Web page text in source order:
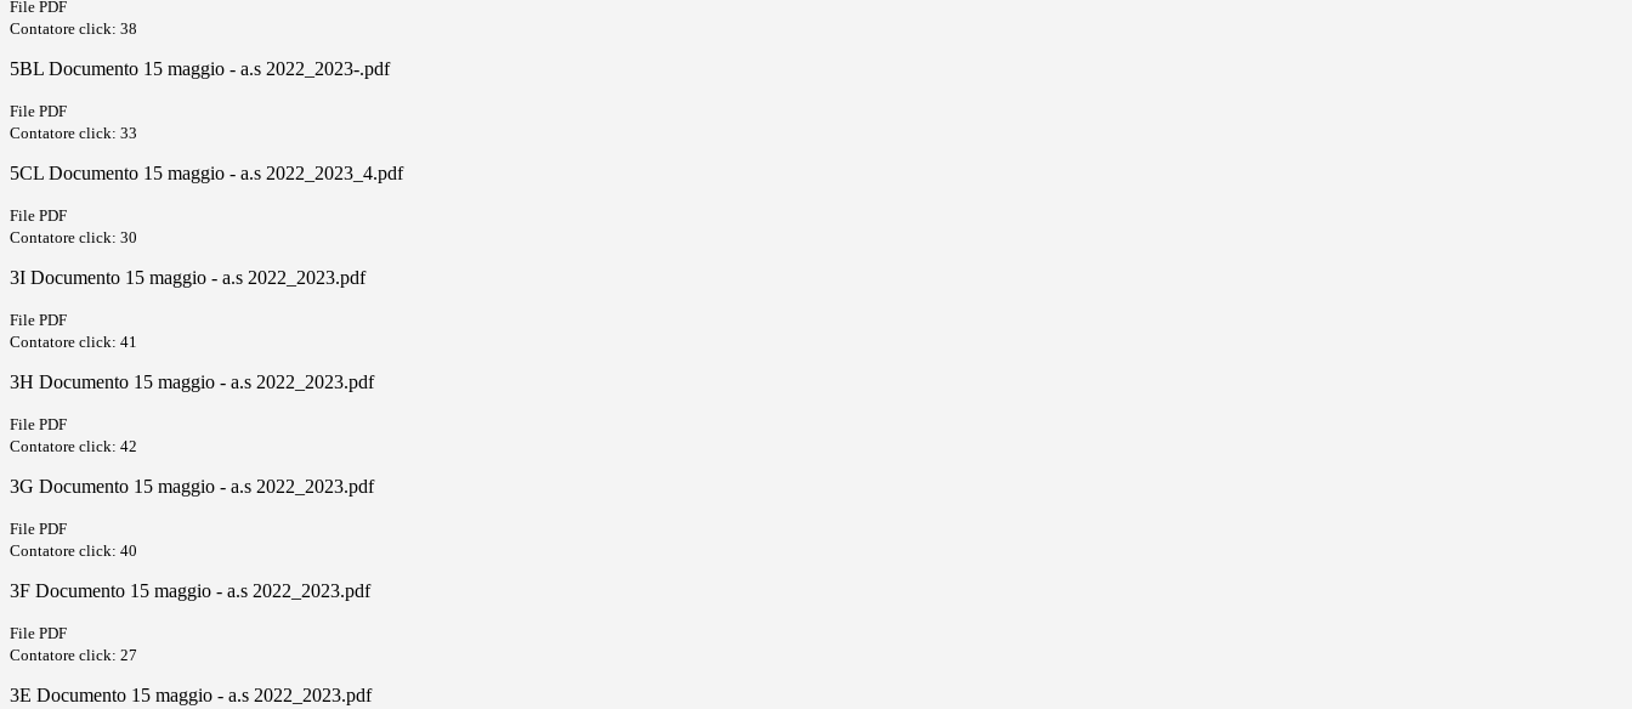
File PDF
Contatore click: 38
5BL Documento 15 maggio - a.s 2022_2023-.pdf
File PDF
Contatore click: 33
5CL Documento 15 maggio - a.s 2022_2023_4.pdf
File PDF
Contatore click: 30
3I Documento 15 maggio - a.s 2022_2023.pdf
File PDF
Contatore click: 41
3H Documento 15 maggio - a.s 2022_2023.pdf
File PDF
Contatore click: 42
3G Documento 15 maggio - a.s 2022_2023.pdf
File PDF
Contatore click: 40
3F Documento 15 maggio - a.s 2022_2023.pdf
File PDF
Contatore click: 27
3E Documento 15 maggio - a.s 2022_2023.pdf